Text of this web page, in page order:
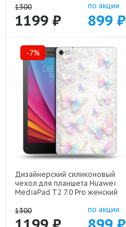
1300
1199 ₽
по акции
899 ₽
-7%
Дизайнерский силиконовый
чехол для планшета Huawei
MediaPad T2 7.0 Pro женский
1300
по акции